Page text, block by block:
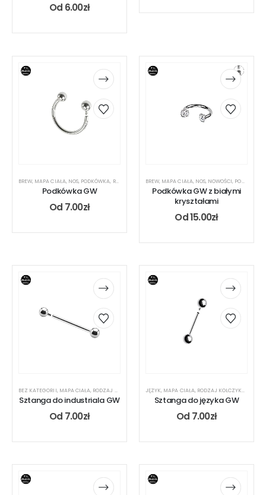
Od 6.00zł
BREW, MAPA CIAŁA, NOS, PODKÓWKA, RODZAJ KOLCZYKA ,UCHO,USTA
Podkówka GW
Od 7.00zł
BREW, MAPA CIAŁA, NOS, NOWOŚCI, PODKÓWKA
Podkówka GW z białymi
kryształami
Od15.00zł
BEZ KATEGORII, MAPA CIAŁA, RODZAJ KOLCZYKA SZTANGA,UCHO
Sztanga do industriala GW
Od 7.00zł
JĘZYK, MAPA CIAŁA, RODZAJ KOLCZYKA
Sztanga do języka GW
Od 7.00zł